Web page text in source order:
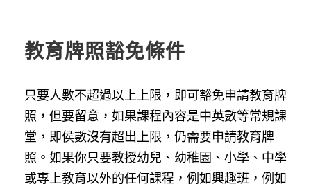
教育牌照豁免條件
只要人數不超過以上上限，即可豁免申請教育牌
照，但要留意，如果課程內容是中英數等常規課
堂，即侯數沒有超出上限，仍需要申請教育牌
照。如果你只要教授幼兒、幼稚園、小學、中學
或專上教育以外的任何課程，例如興趣班，例如